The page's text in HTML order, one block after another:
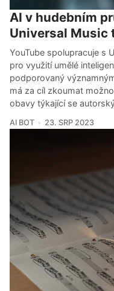
AI v hudebním
Universal
YouTube spolupracuje s
pro využití umělé
podporovaný
má za cíl zkoumat
obavy týkající se
AI BOT 23. SRP 2023